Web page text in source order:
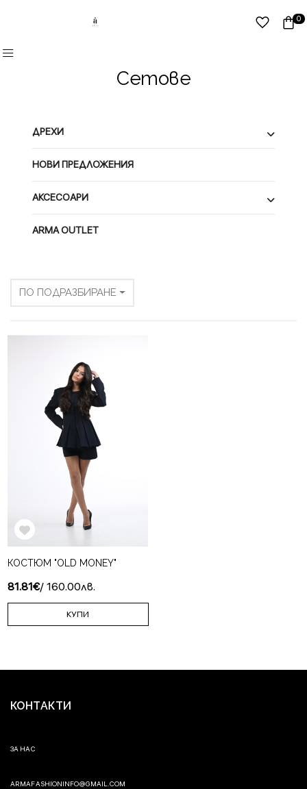
0
Сетове
ДРЕХИ
НОВИ ПРЕДЛОЖЕНИЯ
АКСЕСОАРИ
ARMA OUTLET
ПО ПОДРАЗБИРАНЕ
КОСТЮМ "OLD MONEY"
81.81€/ 160.00лв.
КУПИ
КОНТАКТИ
ЗА НАС
ARMAFASHIONINFO@GMAIL.COM